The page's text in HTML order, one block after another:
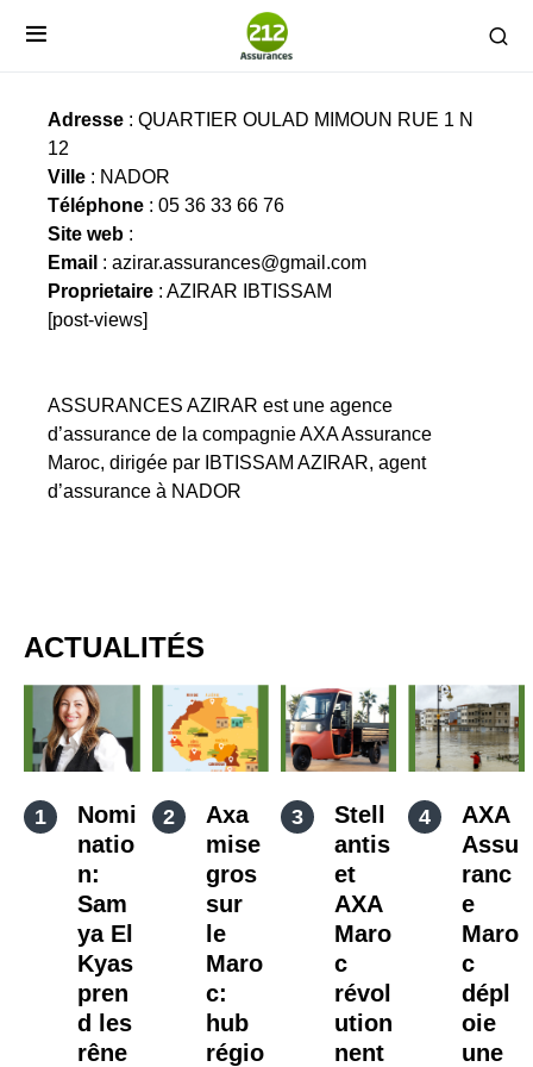
ASSURANCES AZIRAR
Adresse : QUARTIER OULAD MIMOUN RUE 1 N
12
Ville : NADOR
Téléphone : 05 36 33 66 76
Site web :
Email : azirar.assurances@gmail.com
Proprietaire : AZIRAR IBTISSAM
[post-views]
ASSURANCES AZIRAR est une agence
d’assurance de la compagnie AXA Assurance
Maroc, dirigée par IBTISSAM AZIRAR, agent
d’assurance à NADOR
ACTUALITÉS
Nomi
natio
n:
Sam
ya El
Kyas
pren
d les
rêne
Axa
mise
gros
sur
le
Maro
c:
hub
régio
Stell
antis
et
AXA
Maro
c
révol
ution
nent
AXA
Assu
ranc
e
Maro
c
dépl
oie
une